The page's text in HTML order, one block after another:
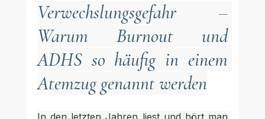
Verwechslungsgefahr –
Warum Burnout und
ADHS so häufig in einem
Atemzug genannt werden